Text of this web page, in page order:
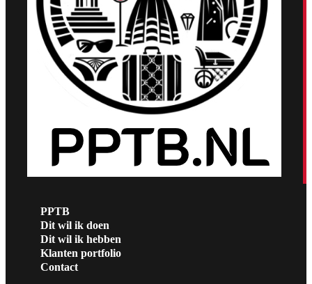
PPTB
Dit wil ik doen
Dit wil ik hebben
Klanten portfolio
Contact